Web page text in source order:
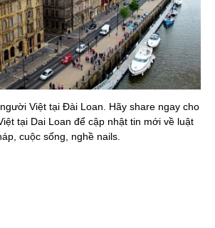
Việt tại Đài Loan. Hãy share ngay cho
tại Dai Loan để cập nhật tin mới về luật
cuộc sống, nghề nails.